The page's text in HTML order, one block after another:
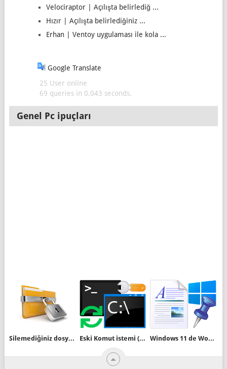
Velociraptor | Açılışta belirlediğ ...
Hızır | Açılışta belirlediğiniz ...
Erhan | Ventoy uygulaması ile kola ...
Google Translate
25 User online
69 queries in 0,043 seconds.
Genel Pc ipuçları
Silemediğiniz dosyalar için portable bir yazılım Eski Komut istemi (Cmd) arayüzüne geri dönün Windows 11 de Wordpad yok sorununa çözüm